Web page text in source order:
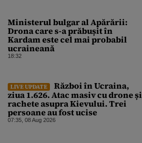
Ministerul bulgar al Apărării:
Drona care s-a prăbușit în
Kardam este cel mai probabil
ucraineană
18:32
LIVE UPDATE
Război în Ucraina,
ziua 1.626. Atac masiv cu drone și
rachete asupra Kievului. Trei
persoane au fost ucise
07:35, 08 Aug 2026